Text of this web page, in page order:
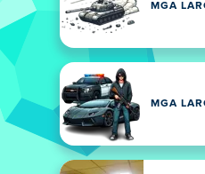
MGA
MGA